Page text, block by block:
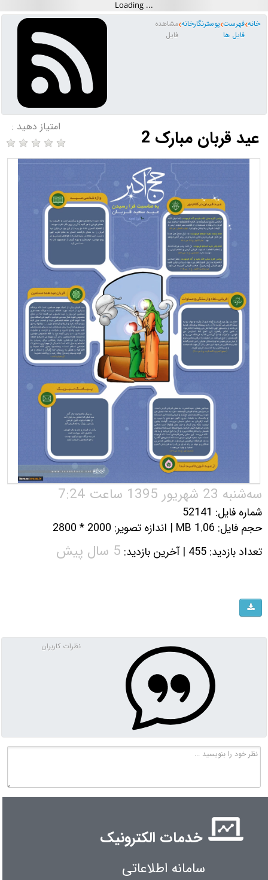
خانه فهرست
فایل ها
پوسترنگارخانه مشاهده
فایل
امتیاز دهید : عید قربان مبارک 2
سه‌شنبه 23 شهریور 1395 ساعت 7:24
شماره فایل: 52141
حجم فایل: 1.06 MB | اندازه تصویر: 2000 * 2800
تعداد بازدید: 455 | آخرین بازدید:
5 سال پیش
نظرات کاربران
خدمات الکترونیک
سامانه اطلاعاتی